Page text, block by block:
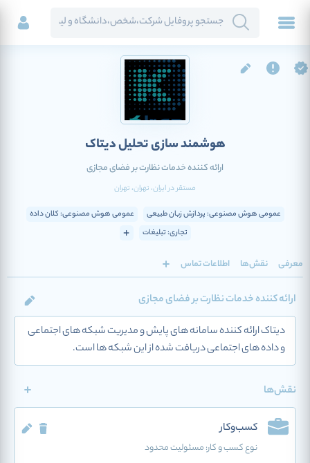
هوشمند سازی تحلیل دیتاک
ارائه کننده خدمات نظارت بر فضای مجازی
مستقر درایران، تهران، تهران
عمومی هوش مصنوعی: پردازش زبان طبیعی
عمومی هوش مصنوعی: کلان داده
تجاری: تبلیغات
معرفی نقش‌ها اطلاعات تماس
ارائه کننده خدمات نظارت بر فضای مجازی
دیتاک ارائه کننده سامانه های پایش و مدیریت شبکه های اجتماعی
و داده های اجتماعی دریافت شده از این شبکه ها است.
نقش‌ها
کسب‌وکار
نوع کسب و کار:مسئولیت محدود